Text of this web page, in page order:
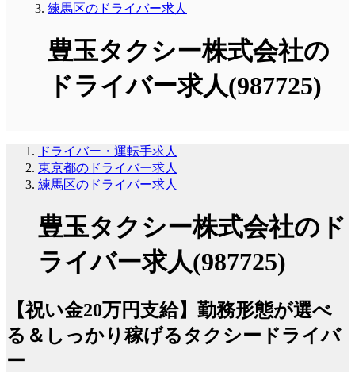
練馬区のドライバー求人
豊玉タクシー株式会社の
ドライバー求人(987725)
ドライバー・運転手求人
東京都のドライバー求人
練馬区のドライバー求人
豊玉タクシー株式会社のド
ライバー求人(987725)
【祝い金20万円支給】勤務形態が選べ
る＆しっかり稼げるタクシードライバ
ー